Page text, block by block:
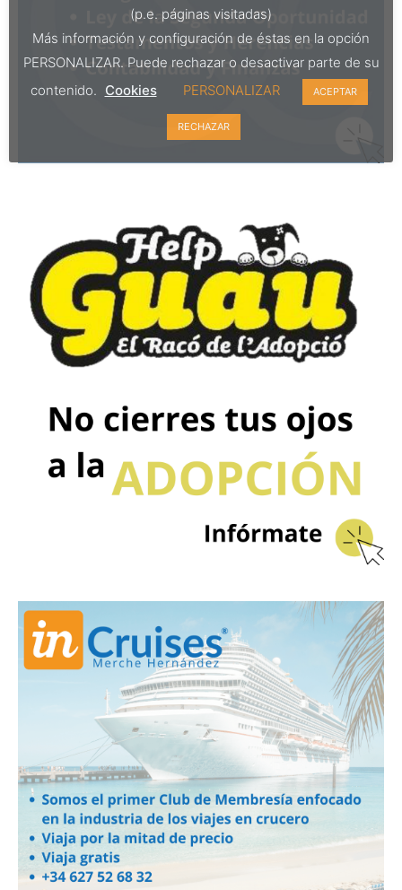
(p.e. páginas visitadas)
Más información y configuración de éstas en la opción
PERSONALIZAR. Puede rechazar o desactivar parte de su
contenido. Cookies PERSONALIZAR ACEPTAR
RECHAZAR